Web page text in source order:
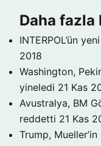
Daha fazla
INTERPOL’ün
2018
Washington,
yineledi 21 Kas
Avustralya, BM
reddetti 21 Kas
Trump,